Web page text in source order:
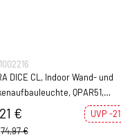
DICE CL, Indoor Wand- und
QPAR51,
€
UVP -
74,97 €